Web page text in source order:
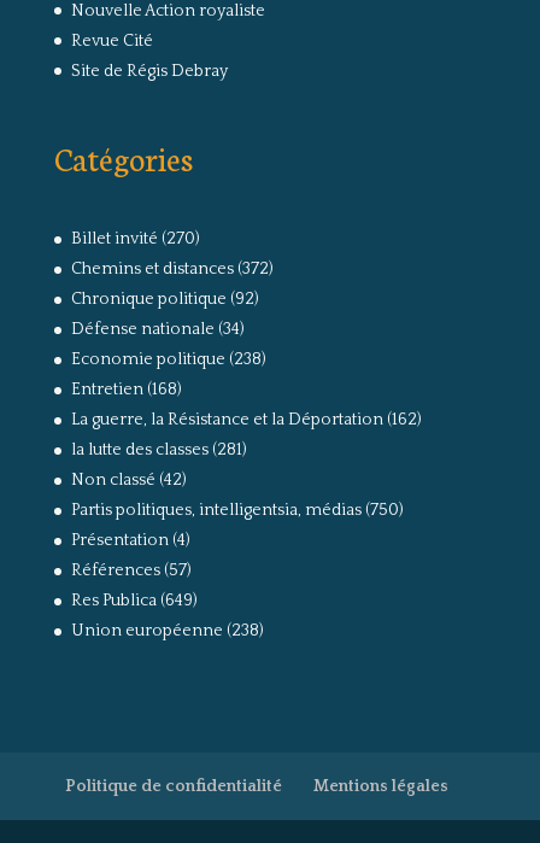
Nouvelle Action royaliste
Revue Cité
Site de Régis Debray
Catégories
Billet invité (270)
Chemins et distances(372)
Chronique politique (92)
Défense nationale (34)
Economie politique (238)
Entretien(168)
La guerre, la Résistance et la Déportation(162)
la lutte des classes(281)
Non classé (42)
Partis politiques, intelligentsia, médias(750)
Présentation(4)
Références(57)
Res Publica(649)
Union européenne (238)
Politique de confidentialité Mentions légales